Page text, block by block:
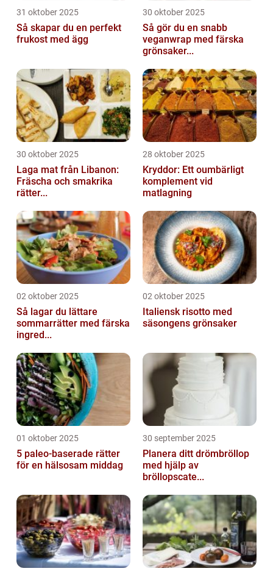
31 oktober 2025
Så skapar du en perfekt
frukost med ägg
30 oktober 2025
Så gör du en snabb
veganwrap med färska
grönsaker...
30 oktober 2025
Laga mat från Libanon:
Fräscha och smakrika
rätter...
28 oktober 2025
Kryddor: Ett oumbärligt
komplement vid
matlagning
02 oktober 2025
Så lagar du lättare
sommarrätter med färska
ingred...
02 oktober 2025
Italiensk risotto med
säsongens grönsaker
01 oktober 2025
5 paleo-baserade rätter
för en hälsosam middag
30 september 2025
Planera ditt drömbröllop
med hjälp av
bröllopscate...